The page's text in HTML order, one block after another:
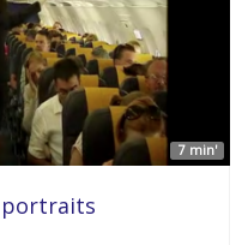
7 min'
portraits